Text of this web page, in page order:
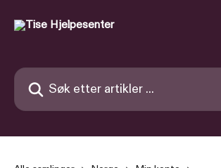
Søk etter artikler ...